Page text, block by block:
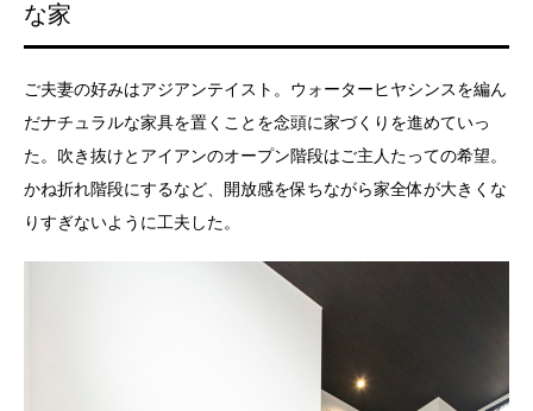
な家
ご夫妻の好みはアジアンテイスト。ウォーターヒヤシンスを編ん
だナチュラルな家具を置くことを念頭に家づくりを進めていっ
た。吹き抜けとアイアンのオープン階段はご主人たっての希望。
かね折れ階段にするなど、開放感を保ちながら家全体が大きくな
りすぎないように工夫した。